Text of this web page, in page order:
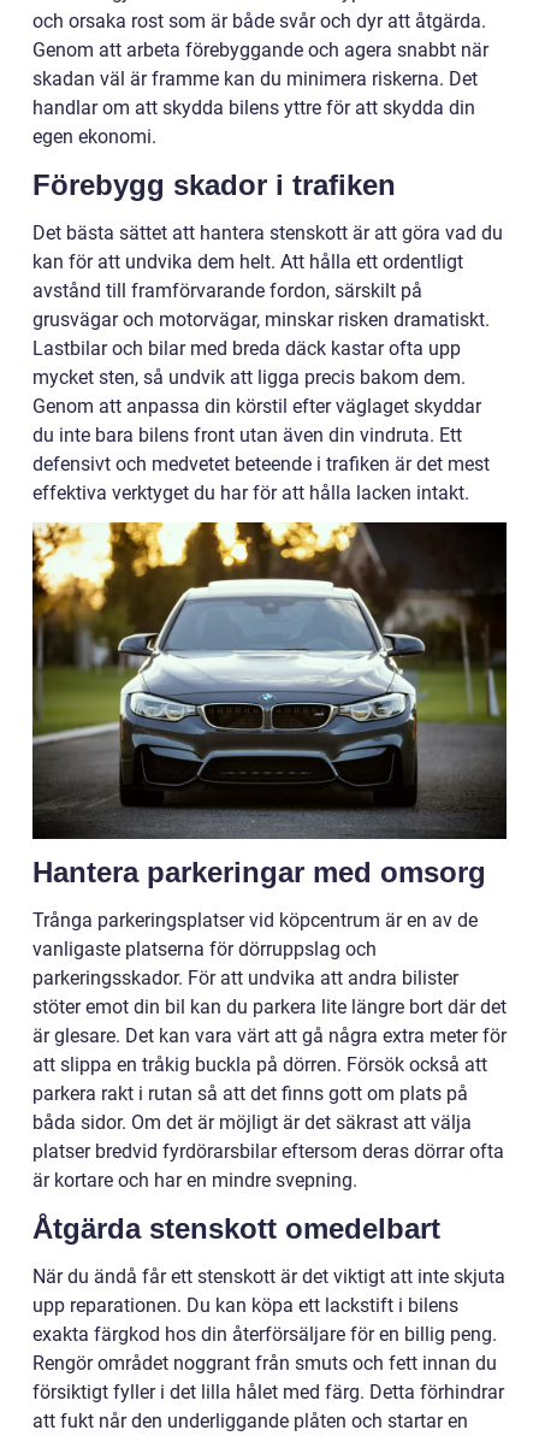
och orsaka rost som är både svår och dyr att åtgärda.
Genom att arbeta förebyggande och agera snabbt när
skadan väl är framme kan du minimera riskerna. Det
handlar om att skydda bilens yttre för att skydda din
egen ekonomi.
Förebygg skador i trafiken
Det bästa sättet att hantera stenskott är att göra vad du
kan för att undvika dem helt. Att hålla ett ordentligt
avstånd till framförvarande fordon, särskilt på
grusvägar och motorvägar, minskar risken dramatiskt.
Lastbilar och bilar med breda däck kastar ofta upp
mycket sten, så undvik att ligga precis bakom dem.
Genom att anpassa din körstil efter väglaget skyddar
du inte bara bilens front utan även din vindruta. Ett
defensivt och medvetet beteende i trafiken är det mest
effektiva verktyget du har för att hålla lacken intakt.
Hantera parkeringar med omsorg
Trånga parkeringsplatser vid köpcentrum är en av de
vanligaste platserna för dörruppslag och
parkeringsskador. För att undvika att andra bilister
stöter emot din bil kan du parkera lite längre bort där det
är glesare. Det kan vara värt att gå några extra meter för
att slippa en tråkig buckla på dörren. Försök också att
parkera rakt i rutan så att det finns gott om plats på
båda sidor. Om det är möjligt är det säkrast att välja
platser bredvid fyrdörarsbilar eftersom deras dörrar ofta
är kortare och har en mindre svepning.
Åtgärda stenskott omedelbart
När du ändå får ett stenskott är det viktigt att inte skjuta
upp reparationen. Du kan köpa ett lackstift i bilens
exakta färgkod hos din återförsäljare för en billig peng.
Rengör området noggrant från smuts och fett innan du
försiktigt fyller i det lilla hålet med färg. Detta förhindrar
att fukt når den underliggande plåten och startar en